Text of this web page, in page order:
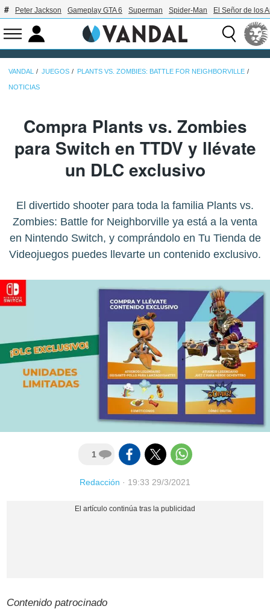
Peter Jackson Gameplay GTA 6 Superman Spider-Man El Señor de los
VANDAL JUEGOS PLANTS VS. ZOMBIES: BATTLE FOR NEIGHBORVILLE
NOTICIAS
Compra Plants vs. Zombies
para Switch en TTDV y llévate
un DLC exclusivo
El divertido shooter para toda la familia Plants vs.
Zombies: Battle for Neighborville ya está a la venta
en Nintendo Switch, y comprándolo en Tu Tienda de
Videojuegos puedes llevarte un contenido exclusivo.
1
Redacción · 19:33 29/3/2021
Contenido patrocinado